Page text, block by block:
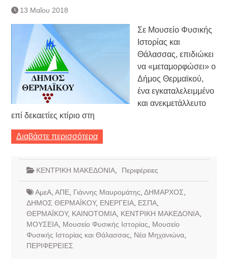
13 Μαΐου 2018
Σε Μουσείο Φυσικής
Ιστορίας και
Θάλασσας, επιδιώκει
να «μεταμορφώσει» ο
Δήμος Θερμαϊκού,
ένα εγκαταλελειμμένο
και ανεκμετάλλευτο
επί δεκαετίες κτίριο στη
Διαβάστε περισσότερα
ΚΕΝΤΡΙΚΗ ΜΑΚΕΔΟΝΙΑ, Περιφέρειες
ΑμεΑ, ΑΠΕ, Γιάννης Μαυρομάτης ΔΗΜΑΡΧΟΣ
ΔΗΜΟΣ ΘΕΡΜΑΪΚΟΥ, ΕΝΕΡΓΕΙΑ, ΕΣΠΑ,
ΘΕΡΜΑΪΚΟΥ, ΚΑΙΝΟΤΟΜΙΑ, ΚΕΝΤΡΙΚΗ ΜΑΚΕΔΟΝΙΑ,
ΜΟΥΣΕΙΑ, Μουσείο Φυσικής Ιστορίας
Μουσείο
Φυσικής Ιστορίας και Θάλασσας
Νέα Μηχανιώνα,
ΠΕΡΙΦΕΡΕΙΕΣ